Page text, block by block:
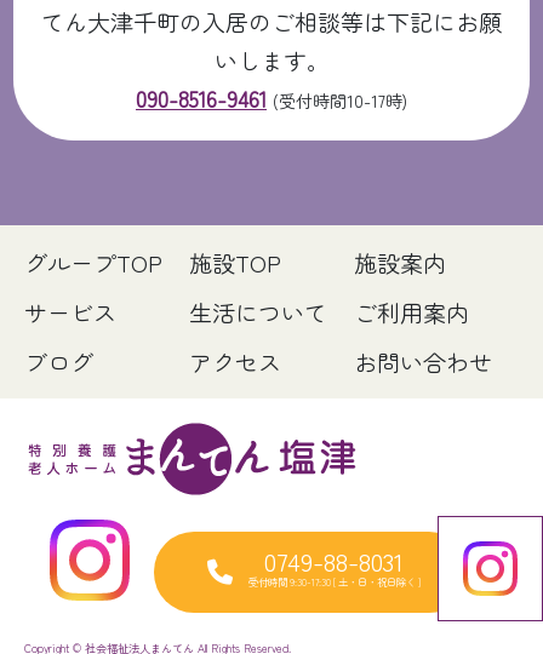
てん大津千町の入居のご相談等は下記にお願
いします。
090-8516-9461 (受付時間10-17時)
グループTOP 施設TOP
施設案内
サービス
生活について
ご利用案内
ブログ
アクセス お問い合わせ
0749-88-8031
受付時間 9:30-17:30 [ 土・日・祝日除く ]
Copyright © 社会福祉法人まんてん All Rights Reserved.